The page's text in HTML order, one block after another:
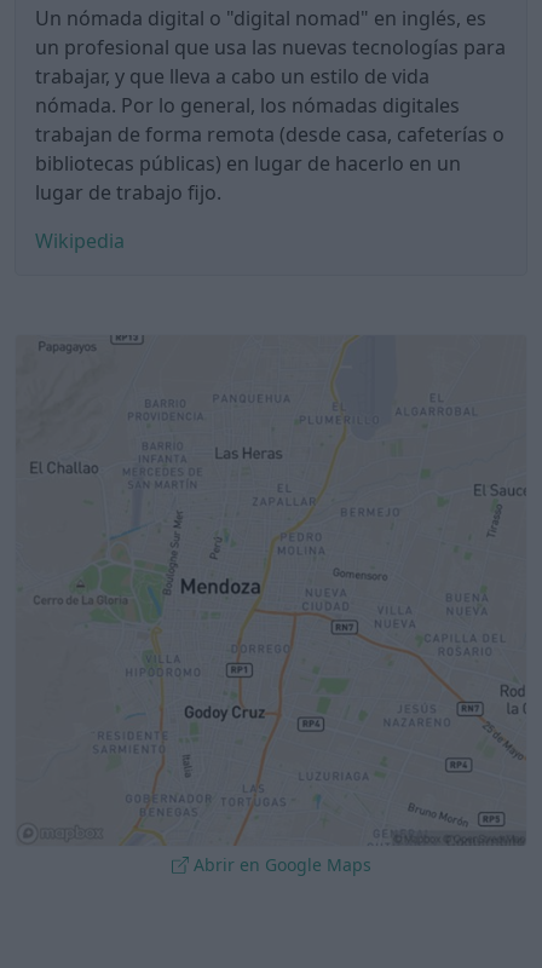
Un nómada digital o "digital nomad" en inglés, es
un profesional que usa las nuevas tecnologías para
trabajar, y que lleva a cabo un estilo de vida
nómada. Por lo general, los nómadas digitales
trabajan de forma remota (desde casa, cafeterías o
bibliotecas públicas) en lugar de hacerlo en un
lugar de trabajo fijo.
Wikipedia
Abrir en Google Maps